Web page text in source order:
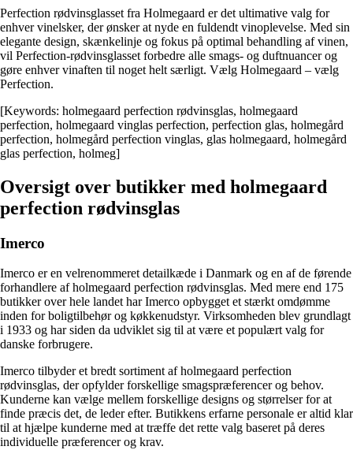
Perfection rødvinsglasset fra Holmegaard er det ultimative valg for
enhver vinelsker, der ønsker at nyde en fuldendt vinoplevelse. Med sin
elegante design, skænkelinje og fokus på optimal behandling af vinen,
vil Perfection-rødvinsglasset forbedre alle smags- og duftnuancer og
gøre enhver vinaften til noget helt særligt. Vælg Holmegaard – vælg
Perfection.
[Keywords: holmegaard perfection rødvinsglas, holmegaard
perfection, holmegaard vinglas perfection, perfection glas, holmegård
perfection, holmegård perfection vinglas, glas holmegaard, holmegård
glas perfection, holmeg]
Oversigt over butikker med holmegaard
perfection rødvinsglas
Imerco
Imerco er en velrenommeret detailkæde i Danmark og en af de førende
forhandlere af holmegaard perfection rødvinsglas. Med mere end 175
butikker over hele landet har Imerco opbygget et stærkt omdømme
inden for boligtilbehør og køkkenudstyr. Virksomheden blev grundlagt
i 1933 og har siden da udviklet sig til at være et populært valg for
danske forbrugere.
Imerco tilbyder et bredt sortiment af holmegaard perfection
rødvinsglas, der opfylder forskellige smagspræferencer og behov.
Kunderne kan vælge mellem forskellige designs og størrelser for at
finde præcis det, de leder efter. Butikkens erfarne personale er altid klar
til at hjælpe kunderne med at træffe det rette valg baseret på deres
individuelle præferencer og krav.